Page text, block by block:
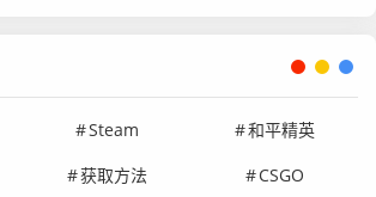
Steam
和平精英
获取方法 CSGO